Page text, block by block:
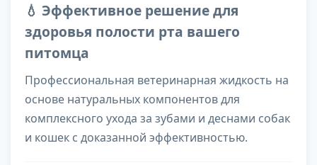
💧 Эффективное решение для
здоровья полости рта вашего
питомца
Профессиональная ветеринарная жидкость на
основе натуральных компонентов для
комплексного ухода за зубами и деснами собак
и кошек с доказанной эффективностью.